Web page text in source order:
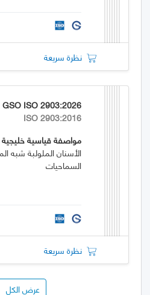
نظرة سريعة
GSO ISO 2903:2026
ISO 2903:2016
مواصفة قياسية خليجية
الأسنان الملولبة شبه
السماحيات
نظرة سريعة
عرض الكل